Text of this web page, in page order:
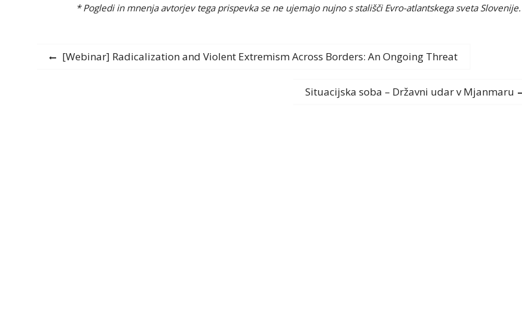
*Pogledi in mnenja avtorjev tega prispevka se ne ujemajo nujno s stališči Evro-atlantskega sveta Slovenije.
Navigacija
Previous
[Webinar] Radicalization and Violent Extremism Across Borders: An Ongoing Threat
Next
Situacijska soba – Državni udar v Mjanmaru